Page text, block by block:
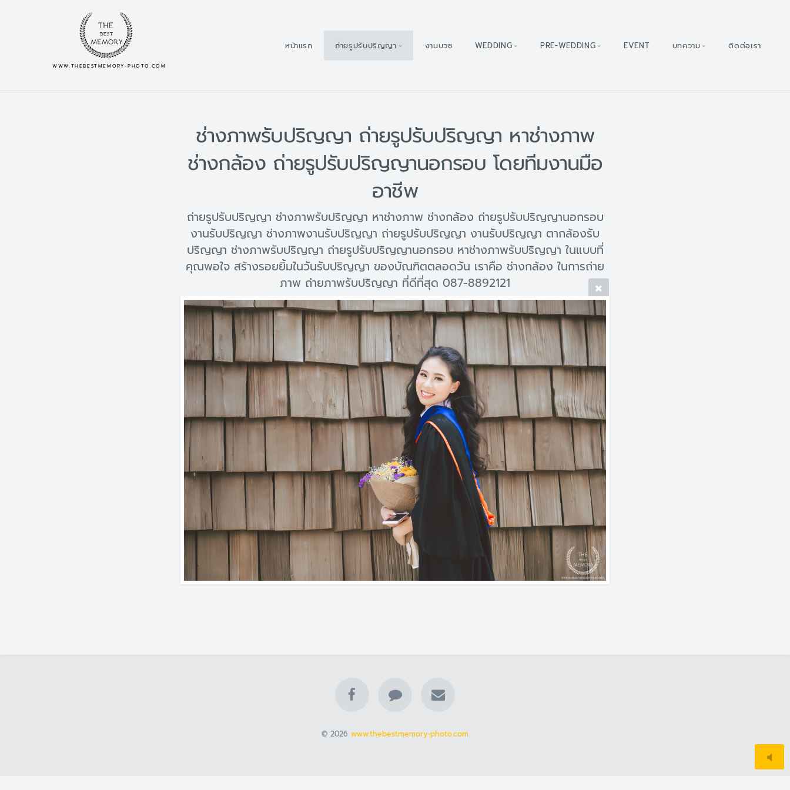
WWW.THEBESTMEMORY-PHOTO.COM
หน้าแรก ถ่ายรูปรับปริญญา งานบวช WEDDING PRE-WEDDING EVENT บทความ ติดต่อเรา
ช่างภาพรับปริญญา ถ่ายรูปรับปริญญา หาช่างภาพ
ช่างกล้อง ถ่ายรูปรับปริญญานอกรอบ โดยทีมงานมือ
อาชีพ
ถ่ายรูปรับปริญญา ช่างภาพรับปริญญา หาช่างภาพ ช่างกล้อง ถ่ายรูปรับปริญญานอกรอบ
งานรับปริญญา ช่างภาพงานรับปริญญา ถ่ายรูปรับปริญญา งานรับปริญญา ตากล้องรับ
ปริญญา ช่างภาพรับปริญญา ถ่ายรูปรับปริญญานอกรอบ หาช่างภาพรับปริญญา ในแบบที่
คุณพอใจ สร้างรอยยิ้มในวันรับปริญญา ของบัณฑิตตลอดวัน เราคือ ช่างกล้อง ในการถ่าย
ภาพ ถ่ายภาพรับปริญญา ที่ดีที่สุด 087-8892121
© 2026 www.thebestmemory-photo.com